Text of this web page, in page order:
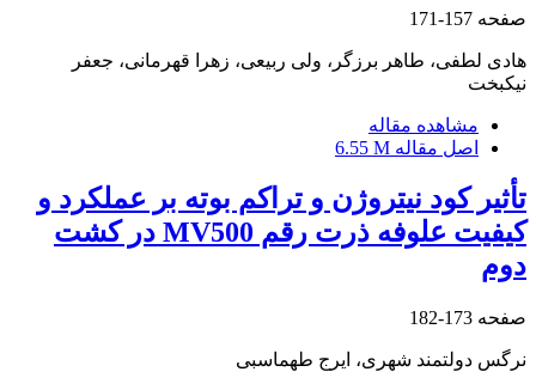
صفحه 157-171
هادی لطفی، طاهر برزگر، ولی ربیعی، زهرا قهرمانی، جعفر
نیکبخت
مشاهده مقاله
اصل مقاله 6.55 M
تأثیر کود نیتروژن و تراکم بوته بر عملکرد و
کیفیت علوفه ذرت رقم MV500 در کشت
دوم
صفحه 173-182
نرگس دولتمند شهری، ایرج طهماسبی